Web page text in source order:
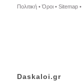
Πολιτική •Όροι • Sitemap •
Daskaloi.gr